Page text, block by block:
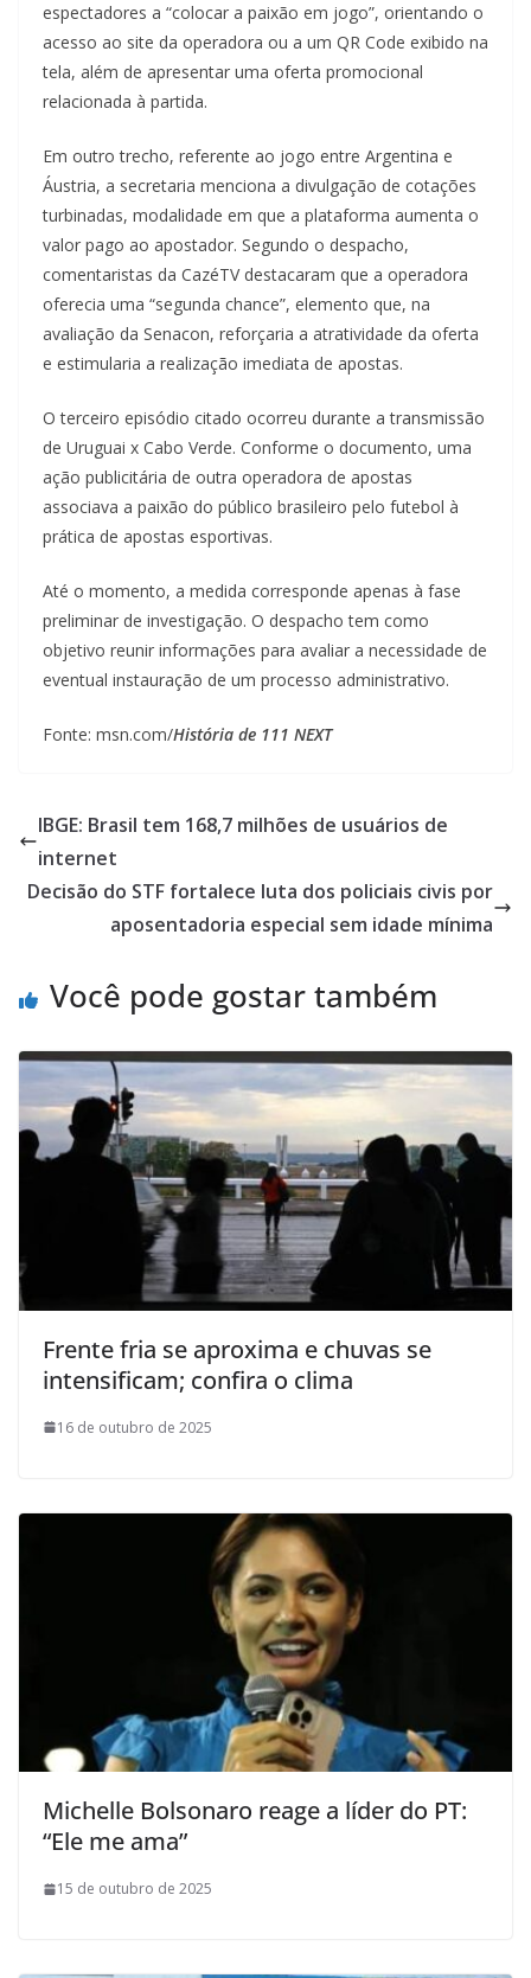
espectadores a “colocar a paixão em jogo”, orientando o
acesso ao site da operadora ou a um QR Code exibido na
tela, além de apresentar uma oferta promocional
relacionada à partida.
Em outro trecho, referente ao jogo entre Argentina e
Áustria, a secretaria menciona a divulgação de cotações
turbinadas, modalidade em que a plataforma aumenta o
valor pago ao apostador. Segundo o despacho,
comentaristas da CazéTV destacaram que a operadora
oferecia uma “segunda chance”, elemento que, na
avaliação da Senacon, reforçaria a atratividade da oferta
e estimularia a realização imediata de apostas.
O terceiro episódio citado ocorreu durante a transmissão
de Uruguai x Cabo Verde. Conforme o documento, uma
ação publicitária de outra operadora de apostas
associava a paixão do público brasileiro pelo futebol à
prática de apostas esportivas.
Até o momento, a medida corresponde apenas à fase
preliminar de investigação. O despacho tem como
objetivo reunir informações para avaliar a necessidade de
eventual instauração de um processo administrativo.
Fonte: msn.com/História de 111 NEXT
IBGE: Brasil tem 168,7 milhões de usuários de
internet
Decisão do STF fortalece luta dos policiais civis por
aposentadoria especial sem idade mínima
Você pode gostar também
Frente fria se aproxima e chuvas se
intensificam; confira o clima
16 de outubro de 2025
Michelle Bolsonaro reage a líder do PT:
“Ele me ama”
15 de outubro de 2025